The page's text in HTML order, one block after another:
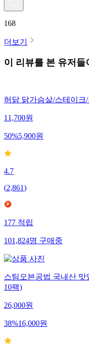
168
더보기
이 리뷰를 본 유저
허닭 닭가슴살/스테이크
11,700원
50%5,900원
4.7
(2,861)
177적립
101,824명구매중
스팀오븐공법 국내산 맛
10팩)
26,000원
38%16,000원